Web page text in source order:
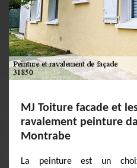
MJ Toiture facade et
ravalement peinture
Montrabe
La peinture est un